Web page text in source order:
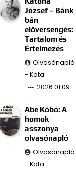
József – Bánk
bán
előversengés:
Tartalom és
Értelmezés
Olvasónapló
- Kata
2026.01.09.
Abe Kóbó: A
homok
asszonya
olvasónapló
Olvasónapló
- Kata